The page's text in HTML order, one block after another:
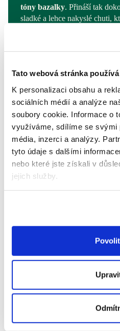
Tato webová stránka
K personalizaci obsahu a
sociálních médií a analýze
soubory cookie. Informace o
využíváme, sdílíme se svými
média, inzerci a analýzy.
tyto údaje s dalšími
nebo které jste získali v
jejich služby.
tóny bazalky. Přináší tak
sladké a lehce nakyslé chuti,
a praktickýzdroj vlákniny
BIO KVALITA
Z ČISTÉHO